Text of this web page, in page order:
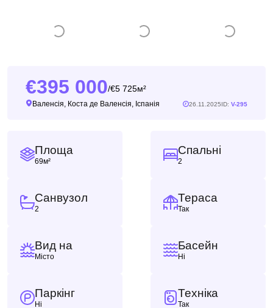
395 000/ 5 725м²
Валенсія, Коста де Валенсія, Іспанія 26.11.2025ID: V-295
Площа
69м²
Спальні
2
Санвузол
2
Тераса
Так
Вид на
Місто
Басейн
Ні
Паркінг
Ні
Техніка
Так